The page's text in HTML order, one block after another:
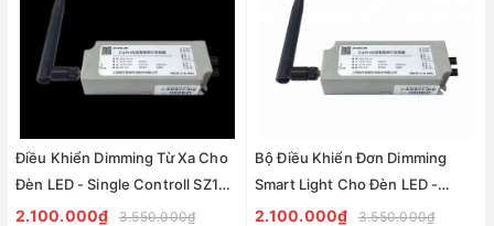
Điều Khiển Dimming Từ Xa Cho
Đèn LED - Single Controll SZ10-
R1A-M ZALAA Smart Light
2.100.000₫ 3.550.000₫
Bộ Điều Khiển Đơn Dimming
Smart Light Cho Đèn LED -
Single Controll ZSL-SZ10-R1A
2.100.000₫ 3.550.000₫